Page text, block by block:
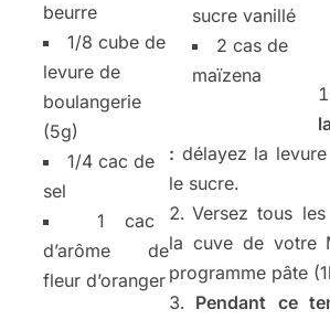
beurre
1/8 cube de
levure de
boulangerie
(5g)
1/4 cac de
sel
1 cac
d’arôme de
fleur d’oranger
sucre vanillé
2 cas de
maïzena
: délayez la
le sucre.
Versez tous
la cuve de votre
programme pâte
Pendant ce